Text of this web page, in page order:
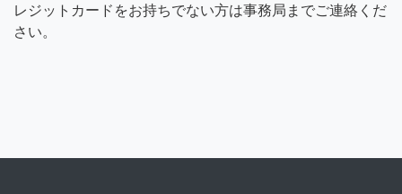
レジットカードをお持ちでない方は事務局までご連絡くだ
さい。